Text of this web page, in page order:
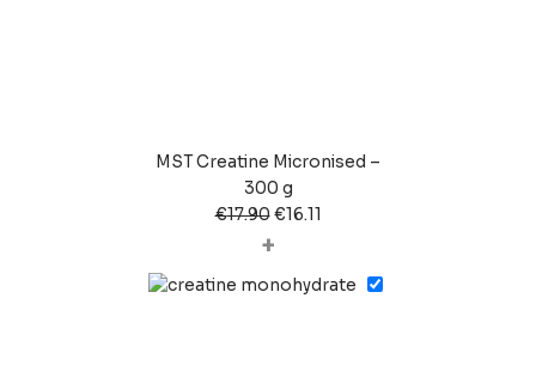
MST Creatine Micronised –
300 g
€17.90 €16.11
+